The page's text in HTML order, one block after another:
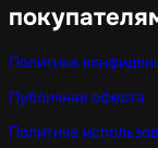
Политика
Публичная оферта
Политика